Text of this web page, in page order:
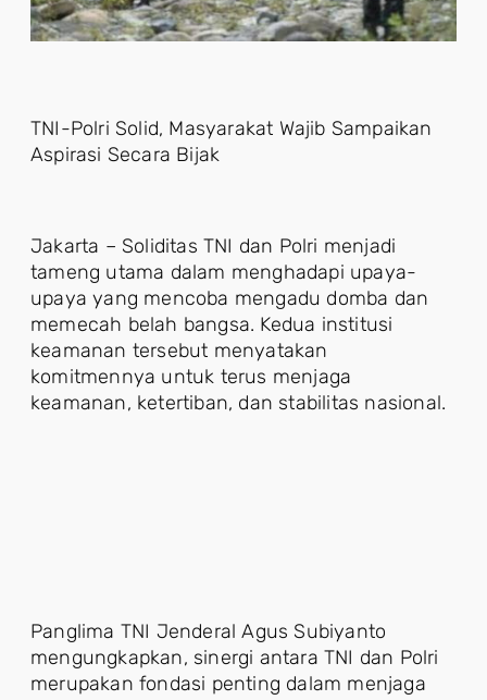
TNI-Polri Solid, Masyarakat Wajib Sampaikan
Aspirasi Secara Bijak
Jakarta – Soliditas TNI dan Polri menjadi
tameng utama dalam menghadapi upaya-
upaya yang mencoba mengadu domba dan
memecah belah bangsa. Kedua institusi
keamanan tersebut menyatakan
komitmennya untuk terus menjaga
keamanan, ketertiban, dan stabilitas nasional.
Panglima TNI Jenderal Agus Subiyanto
mengungkapkan, sinergi antara TNI dan Polri
merupakan fondasi penting dalam menjaga